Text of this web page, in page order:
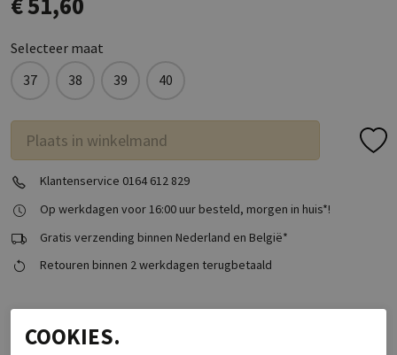
Selecteer maat
37
38 39 40
Plaats in winkelmand
Klantenservice 0164 612 829
Op werkdagen voor 16:00 uur besteld, morgen in huis*!
Gratis verzending binnen Nederland en België*
Retouren binnen 2 werkdagen terugbetaald
Specificaties
COOKIES.